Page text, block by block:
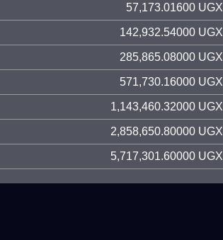
57,173.01600 UGX
142,932.54000 UGX
285,865.08000 UGX
571,730.16000 UGX
1,143,460.32000 UGX
2,858,650.80000 UGX
5,717,301.60000 UGX